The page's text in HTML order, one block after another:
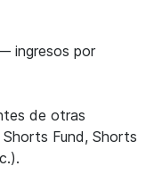
ingresos por
de otras
Fund, Shorts